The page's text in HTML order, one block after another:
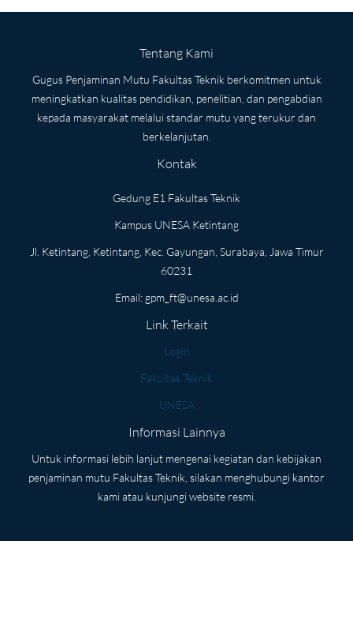
Tentang Kami
Gugus Penjaminan Mutu Fakultas Teknik berkomitmen untuk
meningkatkan kualitas pendidikan, penelitian, dan pengabdian
kepada masyarakat melalui standar mutu yang terukur dan
berkelanjutan.
Kontak
Gedung E1 Fakultas Teknik
Kampus UNESA Ketintang
Jl. Ketintang, Ketintang, Kec. Gayungan, Surabaya, Jawa Timur
60231
Email: gpm_ft@unesa.ac.id
Link Terkait
Login
Fakultas Teknik
UNESA
Informasi Lainnya
Untuk informasi lebih lanjut mengenai kegiatan dan kebijakan
penjaminan mutu Fakultas Teknik, silakan menghubungi kantor
kami atau kunjungi website resmi.